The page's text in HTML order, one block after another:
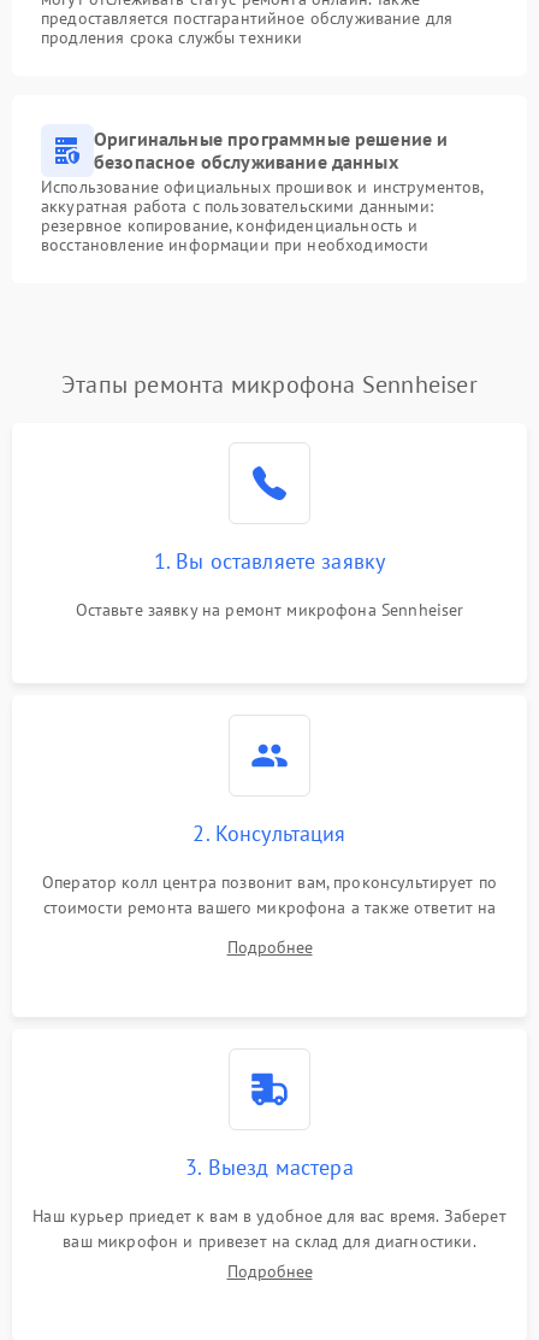
предоставляется постгарантийное обслуживание для
продления срока службы техники
Оригинальные программные решение и
безопасное обслуживание данных
Использование официальных прошивок и инструментов,
аккуратная работа с пользовательскими данными:
резервное копирование, конфиденциальность и
восстановление информации при необходимости
Этапы ремонта микрофона Sennheiser
1. Вы оставляете заявку
Оставьте заявку на ремонт микрофона Sennheiser
2. Консультация
Оператор колл центра позвонит вам, проконсультирует по
стоимости ремонта вашего микрофона а также ответит на
Подробнее
3. Выезд мастера
Наш курьер приедет к вам в удобное для вас время. Заберет
ваш микрофон и привезет на склад для диагностики.
Подробнее